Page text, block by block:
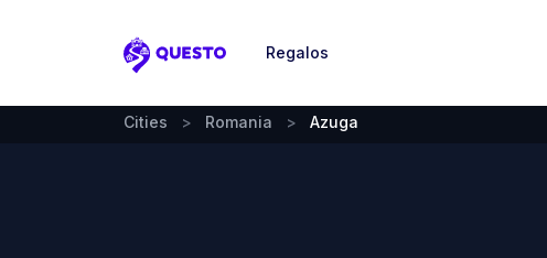
Questo
Regalos
Cities > Romania > Azuga